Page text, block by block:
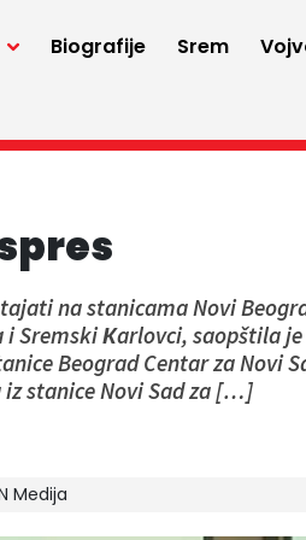
Biografije Srem
na stanicama Novi
i Sremski Кarlovci, saopštila
Beograd Centar za Novi
iz stanice Novi Sad za […]
Medija